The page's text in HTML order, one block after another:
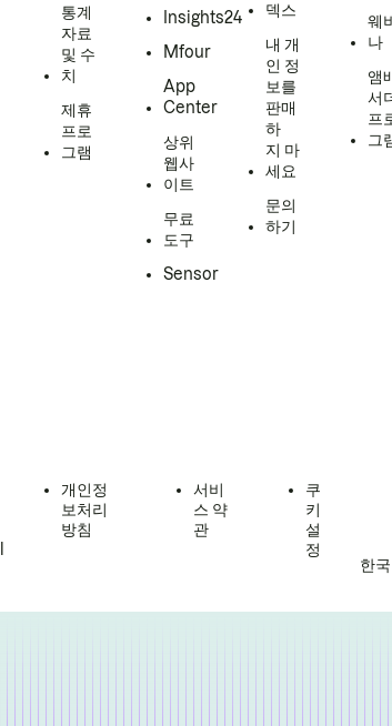
통계
자료
및 수
치
제휴
프로
그램
Insights24
Mfour
App
Center
상위
웹사
이트
무료
도구
Sensor
덱스
내 개
인 정
보를
판매
하
지 마
세요
문의
하기
웨
나
앰
서
프
그
개인정
보처리
방침
서비
스 약
관
쿠
키
설
정
한